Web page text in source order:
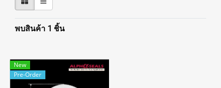
พบสินค้า 1 ชิ้น
New
Pre-Order